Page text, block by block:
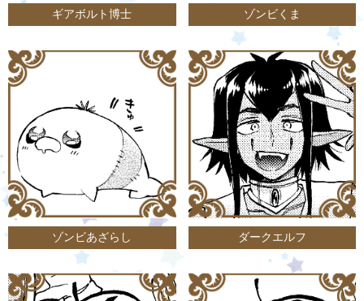
ギアボルト博士 ゾンビくま
ゾンビあざらし ダークエルフ